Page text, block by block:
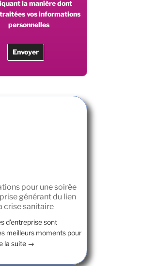
la manière dont
vos informations
personnelles
pour une soirée
générant du lien
crise sanitaire
d’entreprise sont
meilleurs moments pour
la suite →